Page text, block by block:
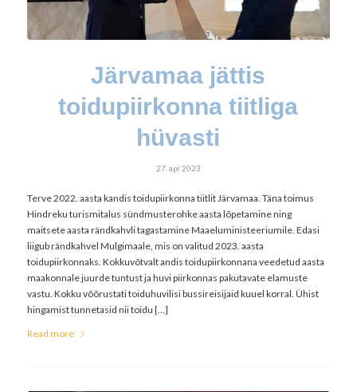
Järvamaa jättis
toidupiirkonna tiitliga
hüvasti
27. apr 2023
Terve 2022. aasta kandis toidupiirkonna tiitlit Järvamaa. Täna toimus
Hindreku turismitalus sündmusterohke aasta lõpetamine ning
maitsete aasta rändkahvli tagastamine Maaeluministeeriumile. Edasi
liigub rändkahvel Mulgimaale, mis on valitud 2023. aasta
toidupiirkonnaks. Kokkuvõtvalt andis toidupiirkonnana veedetud aasta
maakonnale juurde tuntust ja huvi piirkonnas pakutavate elamuste
vastu. Kokku võõrustati toiduhuvilisi bussireisijaid kuuel korral. Ühist
hingamist tunnetasid nii toidu […]
Read more